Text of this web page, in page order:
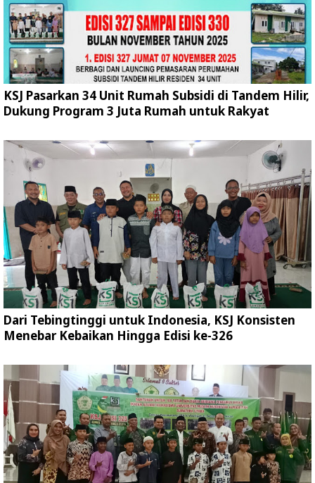
KSJ Pasarkan 34 Unit Rumah Subsidi di Tandem Hilir,
Dukung Program 3 Juta Rumah untuk Rakyat
Dari Tebingtinggi untuk Indonesia, KSJ Konsisten
Menebar Kebaikan Hingga Edisi ke-326